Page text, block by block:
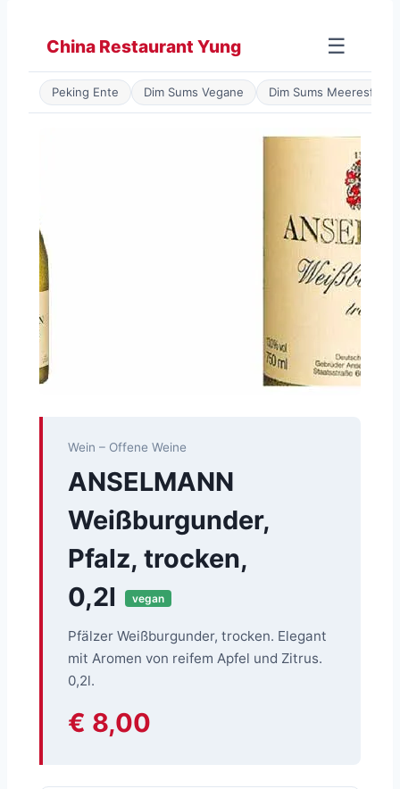
springen
China Restaurant Yung ☰
Peking Ente Dim Sums Vegane Dim Sums
Wein – Offene Weine
ANSELMANN
Weißburgunder,
Pfalz, trocken,
0,2l
vegan
Pfälzer Weißburgunder, trocken. Elegant
mit Aromen von reifem Apfel und Zitrus.
0,2l.
€ 8,00